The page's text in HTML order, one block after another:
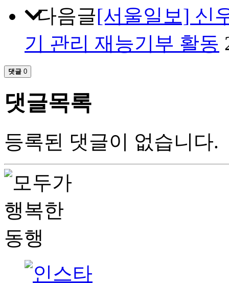
다음글[서울일보] 신
기 관리 재능기부 활동
댓글 0
댓글목록
등록된 댓글이 없습니다.